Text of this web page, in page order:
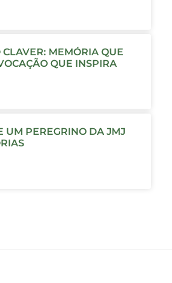
MEMÓRIA QUE
QUE INSPIRA
UM PEREGRINO DA JMJ